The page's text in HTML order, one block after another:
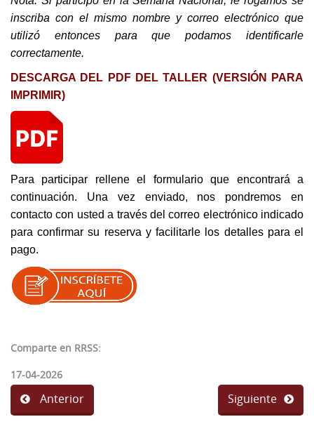
inscriba con el mismo nombre y correo electrónico que
utilizó entonces para que podamos identificarle
correctamente.
DESCARGA DEL PDF DEL TALLER (VERSIÓN PARA
IMPRIMIR)
Para participar rellene el formulario que encontrará a
continuación. Una vez enviado, nos pondremos en
contacto con usted a través del correo electrónico indicado
para confirmar su reserva y facilitarle los detalles para el
pago.
Comparte en RRSS:
17-04-2026
Anterior Siguiente